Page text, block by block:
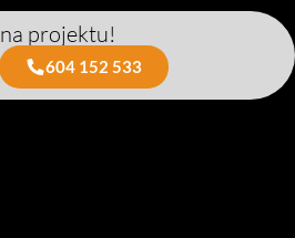
projektu!
604 152 533